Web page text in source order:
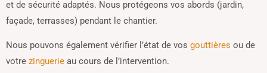
et de sécurité adaptés. Nous protégeons vos abords (jardin,
façade, terrasses) pendant le chantier.
Nous pouvons également vérifier l’état de vos gouttières ou de
votre zinguerie au cours de l’intervention.